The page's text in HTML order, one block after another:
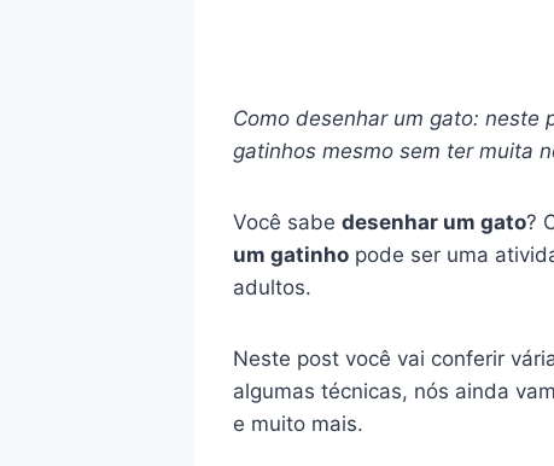
Como desenhar um gato: neste
gatinhos mesmo sem ter muita
Você sabe desenhar um gato?
um gatinhopode ser uma
adultos.
Neste post você vai conferir
algumas técnicas, nós ainda
e muito mais.